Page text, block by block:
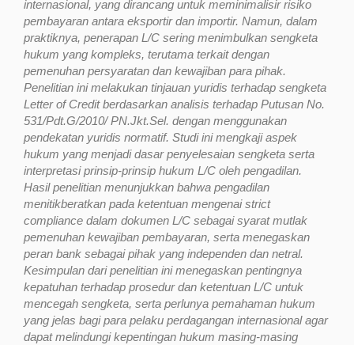
internasional, yang dirancang untuk meminimalisir risiko
pembayaran antara eksportir dan importir. Namun, dalam
praktiknya, penerapan L/C sering menimbulkan sengketa
hukum yang kompleks, terutama terkait dengan
pemenuhan persyaratan dan kewajiban para pihak.
Penelitian ini melakukan tinjauan yuridis terhadap sengketa
Letter of Credit berdasarkan analisis terhadap Putusan No.
531/Pdt.G/2010/ PN.Jkt.Sel. dengan menggunakan
pendekatan yuridis normatif. Studi ini mengkaji aspek
hukum yang menjadi dasar penyelesaian sengketa serta
interpretasi prinsip-prinsip hukum L/C oleh pengadilan.
Hasil penelitian menunjukkan bahwa pengadilan
menitikberatkan pada ketentuan mengenai strict
compliance dalam dokumen L/C sebagai syarat mutlak
pemenuhan kewajiban pembayaran, serta menegaskan
peran bank sebagai pihak yang independen dan netral.
Kesimpulan dari penelitian ini menegaskan pentingnya
kepatuhan terhadap prosedur dan ketentuan L/C untuk
mencegah sengketa, serta perlunya pemahaman hukum
yang jelas bagi para pelaku perdagangan internasional agar
dapat melindungi kepentingan hukum masing-masing